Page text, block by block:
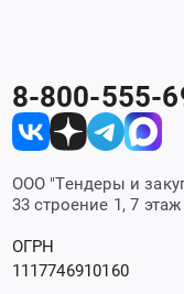
8-800-555-
ООО "Тендеры и
33 строение 1, 7 этаж
ОГРН
1117746910160